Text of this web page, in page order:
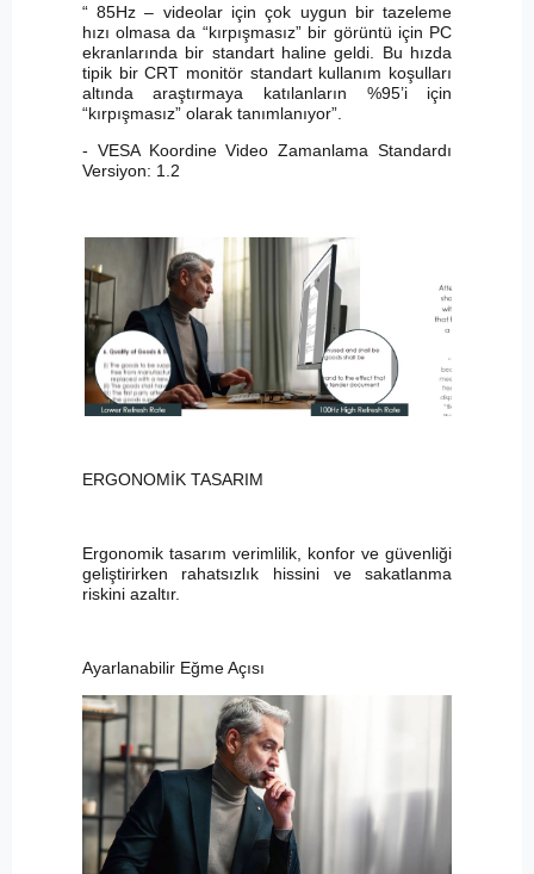
“ 85Hz – videolar için çok uygun bir tazeleme
hızı olmasa da “kırpışmasız” bir görüntü için PC
ekranlarında bir standart haline geldi. Bu hızda
tipik bir CRT monitör standart kullanım koşulları
altında araştırmaya katılanların %95’i için
“kırpışmasız” olarak tanımlanıyor”.
- VESA Koordine Video Zamanlama Standardı
Versiyon: 1.2
ERGONOMİK TASARIM
Ergonomik tasarım verimlilik, konfor ve güvenliği
geliştirirken rahatsızlık hissini ve sakatlanma
riskini azaltır.
Ayarlanabilir Eğme Açısı